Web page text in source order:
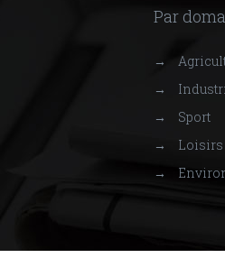
Par
→
→
→
Sport
→
Loisirs
→